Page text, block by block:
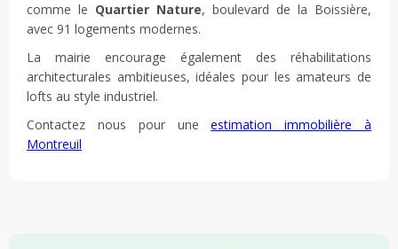
comme le Quartier Nature, boulevard de la Boissière,
avec 91 logements modernes.
La mairie encourage également des réhabilitations
architecturales ambitieuses, idéales pour les amateurs de
lofts au style industriel.
Contactez nous pour uneestimation immobilière à
Montreuil